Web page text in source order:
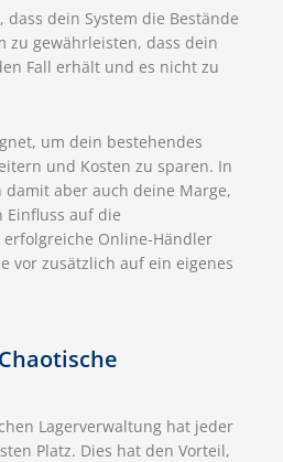
dein System die Bestände
zu gewährleisten, dass dein
Fall erhält und es nicht zu
um dein bestehendes
und Kosten zu sparen. In
aber auch deine Marge,
auf die
Online-Händler
vor zusätzlich auf ein eigenes
Lagerverwaltung hat jeder
Platz. Dies hat den Vorteil,